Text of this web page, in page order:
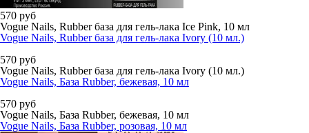
570 руб
Vogue Nails, Rubber база для гель-лака Ice Pink, 10 мл
Vogue Nails, Rubber база для гель-лака Ivory (10 мл.)
570 руб
Vogue Nails, Rubber база для гель-лака Ivory (10 мл.)
Vogue Nails, База Rubber, бежевая, 10 мл
570 руб
Vogue Nails, База Rubber, бежевая, 10 мл
Vogue Nails, База Rubber, розовая, 10 мл